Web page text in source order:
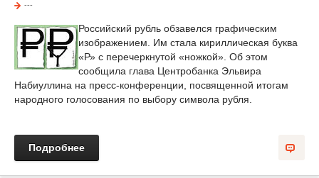
---
Российский рубль обзавелся графическим
изображением. Им стала кириллическая буква
«Р» с перечеркнутой «ножкой». Об этом
сообщила глава Центробанка Эльвира
Набиуллина на пресс-конференции, посвященной итогам
народного голосования по выбору символа рубля.
Подробнее